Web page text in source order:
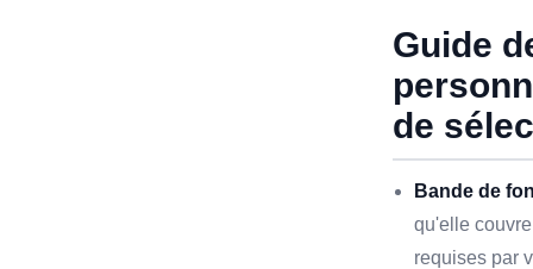
Guide
de
Bande de
qu'elle
requises par